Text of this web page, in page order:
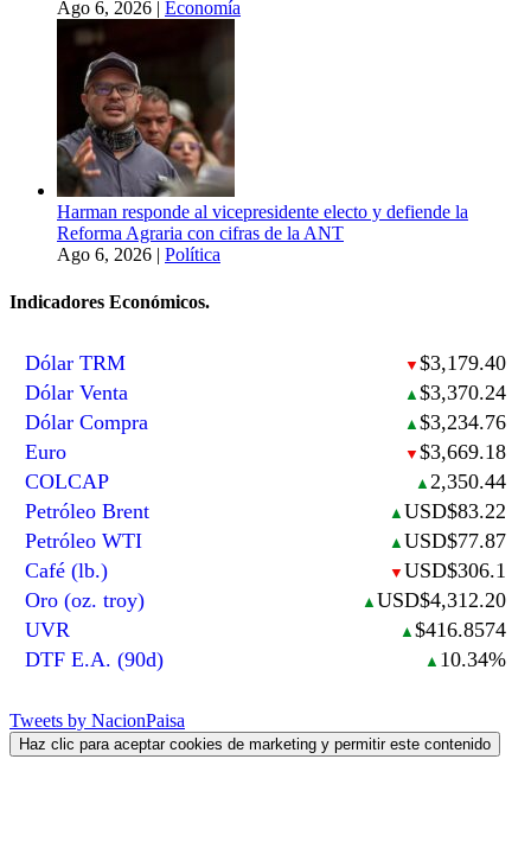
Ago 6, 2026 | Economía
Harman responde al vicepresidente electo y defiende la
Reforma Agraria con cifras de la ANT
Ago 6, 2026 | Política
Indicadores Económicos.
Dólar TRM ▼ $3,179.40
Dólar Venta
▲ $3,370.24
Dólar Compra
▲ $3,234.76
Euro
▼ $3,669.18
COLCAP
▲ 2,350.44
Petróleo Brent
▲ USD$83.22
Petróleo WTI
▲ USD$77.87
Café (lb.)
▼ USD$306.1
Oro (oz. troy)
▲ USD$4,312.20
UVR
▲ $416.8574
DTF E.A. (90d)
▲ 10.34%
Tweets by NacionPaisa
Haz clic para aceptar cookies de marketing y permitir este contenido